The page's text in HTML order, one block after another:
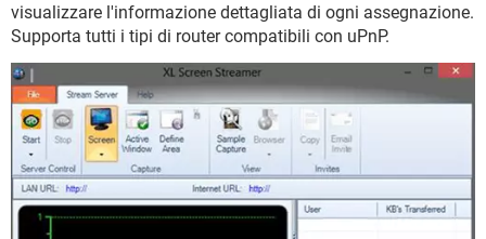
visualizzare l'informazione dettagliata di ogni assegnazione.
Supporta tutti i tipi di router compatibili con uPnP.